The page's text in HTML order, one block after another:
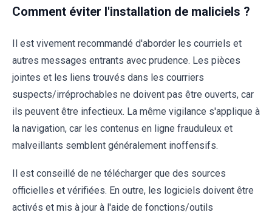
Comment éviter l'installation de maliciels ?
Il est vivement recommandé d'aborder les courriels et
autres messages entrants avec prudence. Les pièces
jointes et les liens trouvés dans les courriers
suspects/irréprochables ne doivent pas être ouverts, car
ils peuvent être infectieux. La même vigilance s'applique à
la navigation, car les contenus en ligne frauduleux et
malveillants semblent généralement inoffensifs.
Il est conseillé de ne télécharger que des sources
officielles et vérifiées. En outre, les logiciels doivent être
activés et mis à jour à l'aide de fonctions/outils